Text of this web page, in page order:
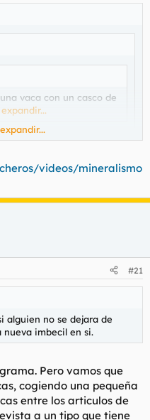
vaca con un casco de
donde sale el loco este
bomba.. cuando lo vi en el
10 min yo soo
videos/mineralismo
#21
alguien no se dejara de
nueva imbecil en si.
Pero vamos que
cogiendo una pequeña
entre los articulos de
a un tipo que tiene